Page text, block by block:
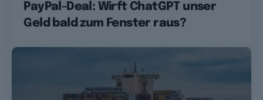
PayPal-Deal: Wirft ChatGPT unser
Geld bald zum Fenster raus?